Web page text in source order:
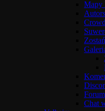
Mapy
Forum
Chat